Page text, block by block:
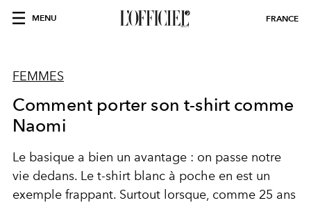
MENU FRANCE
FEMMES
Comment porter son t-shirt comme
Naomi
Le basique a bien un avantage : on passe notre
vie dedans. Le t-shirt blanc à poche en est un
exemple frappant. Surtout lorsque, comme 25 ans